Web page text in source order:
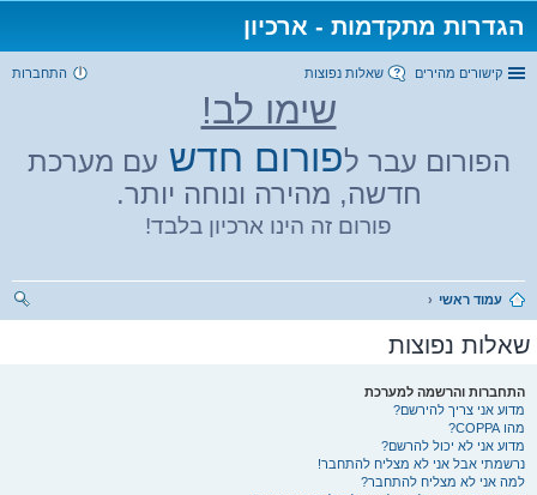
הגדרות מתקדמות - ארכיון
קישורים מהירים שאלות נפוצות התחברות
שימו לב!
הפורום עבר לפורום חדש עם מערכת
חדשה, מהירה ונוחה יותר.
פורום זה הינו ארכיון בלבד!
עמוד ראשי
שאלות נפוצות
התחברות והרשמה למערכת
מדוע אני צריך להירשם?
מהו COPPA?
מדוע אני לא יכול להרשם?
נרשמתי אבל אני לא מצליח להתחבר!
למה אני לא מצליח להתחבר?